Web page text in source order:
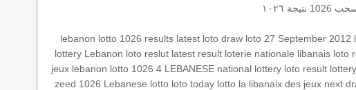
1026 نتيجة ١٠٢٦
lebanon lotto 1026 results latest loto draw loto 27 September 2012
lottery Lebanon loto reslut latest result loterie nationale libanais loto
jeux lebanon lotto 1026 4 LEBANESE national lottery loto result
zeed 1026 Lebanese lotto loto today lotto la libanaix des jeux next